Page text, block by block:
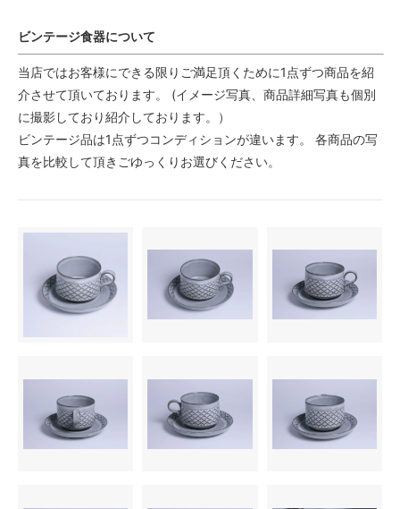
ビンテージ食器について
当店ではお客様にできる限りご満足頂くために1点ずつ商品を紹
介させて頂いております。 (イメージ写真、商品詳細写真も個別
に撮影しており紹介しております。）
ビンテージ品は1点ずつコンディションが違います。 各商品の写
真を比較して頂きごゆっくりお選びください。